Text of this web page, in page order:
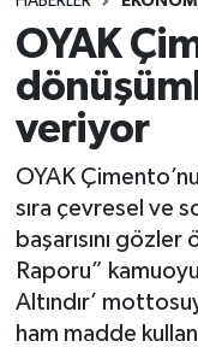
OYAK
veriyor
OYAK
sıra çevresel ve
başarısını
Raporu”
Altındır’
ham madde
Son Dakika
Haber Arşivi